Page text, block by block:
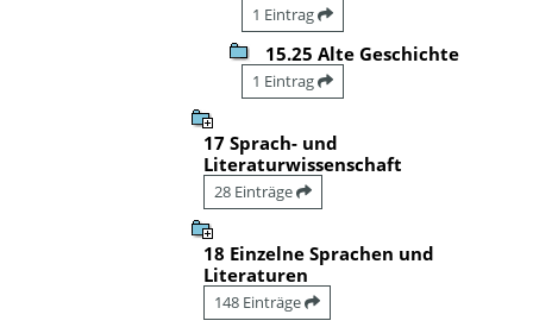
1 Eintrag
15.25 Alte Geschichte
1 Eintrag
17 Sprach- und
Literaturwissenschaft
28 Einträge
18 Einzelne Sprachen und
Literaturen
148 Einträge